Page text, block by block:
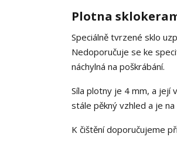
Plotna
Speciálně tvrzené sklo
Nedoporučuje se ke
náchylná na poškrábání.
Síla plotny je 4 mm, a její
stále pěkný vzhled a je
K čištění doporučujeme